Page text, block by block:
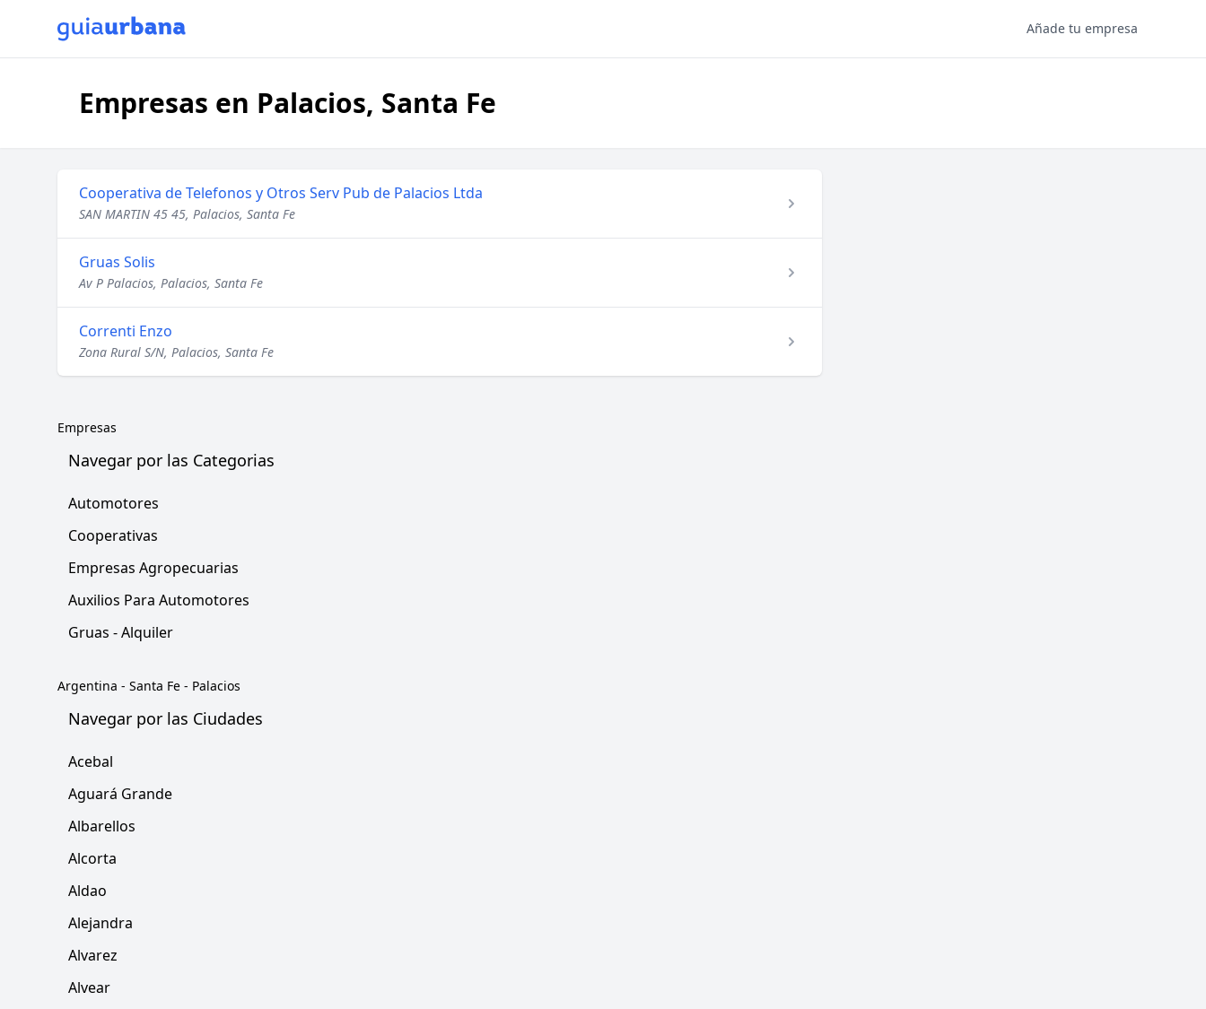
Añade tu empresa
Empresas en Palacios, Santa Fe
Cooperativa de Telefonos y Otros Serv Pub de Palacios Ltda
SAN MARTIN 45 45, Palacios, Santa Fe
Gruas Solis
Av P Palacios, Palacios, Santa Fe
Correnti Enzo
Zona Rural S/N, Palacios, Santa Fe
Empresas
Navegar por las Categorias
Automotores
Cooperativas
Empresas Agropecuarias
Auxilios Para Automotores
Gruas - Alquiler
Argentina - Santa Fe - Palacios
Navegar por las Ciudades
Acebal
Aguará Grande
Albarellos
Alcorta
Aldao
Alejandra
Alvarez
Alvear